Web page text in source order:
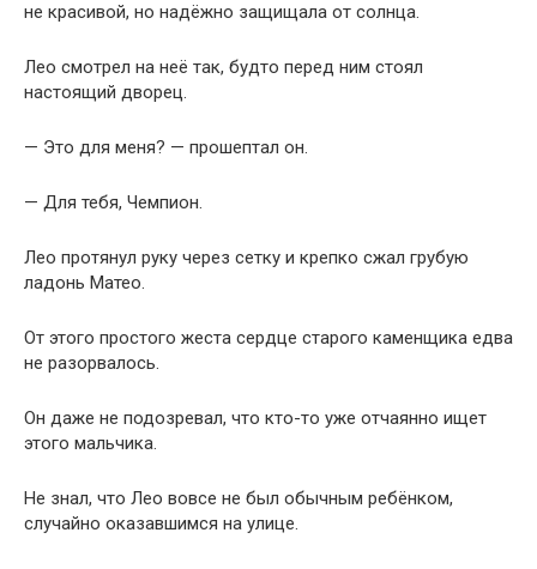
не красивой, но надёжно защищала от солнца.
Лео смотрел на неё так, будто перед ним стоял
настоящий дворец.
— Это для меня? — прошептал он.
— Для тебя, Чемпион.
Лео протянул руку через сетку и крепко сжал грубую
ладонь Матео.
От этого простого жеста сердце старого каменщика едва
не разорвалось.
Он даже не подозревал, что кто-то уже отчаянно ищет
этого мальчика.
Не знал, что Лео вовсе не был обычным ребёнком,
случайно оказавшимся на улице.